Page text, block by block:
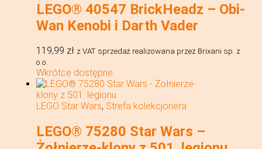
LEGO® 40547 BrickHeadz – Obi-
Wan Kenobi i Darth Vader
119,99 zł z VAT sprzedaż realizowana przez Brixani sp. z
o.o.
Wkrótce dostępne
LEGO Star Wars, Strefa kolekcjonera
LEGO® 75280 Star Wars –